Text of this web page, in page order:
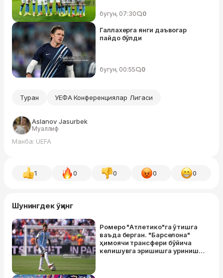
бугун, 07:30 0
Галлахерга янги даъвогар
пайдо бўлди
бугун, 00:55 0
Туран УЕФА Конференциялар Лигаси
Aslanov Jasurbek
Муаллиф
Манба: UEFA
1 0 0 0 0
Шунингдек ўқинг
Ромеро "Атлетико"га ўтишга
ваъда берган. "Барселона"
ҳимоячи трансфери бўйича
келишувга эришишга уриниши